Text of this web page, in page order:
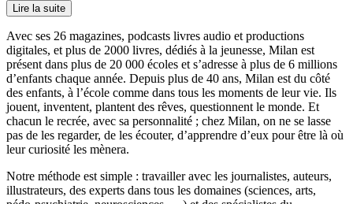
Lire la suite
Avec ses 26 magazines, podcasts livres audio et productions
digitales, et plus de 2000 livres, dédiés à la jeunesse, Milan est
présent dans plus de 20 000 écoles et s’adresse à plus de 6 millions
d’enfants chaque année. Depuis plus de 40 ans, Milan est du côté
des enfants, à l’école comme dans tous les moments de leur vie. Ils
jouent, inventent, plantent des rêves, questionnent le monde. Et
chacun le recrée, avec sa personnalité ; chez Milan, on ne se lasse
pas de les regarder, de les écouter, d’apprendre d’eux pour être là où
leur curiosité les mènera.
Notre méthode est simple : travailler avec les journalistes, auteurs,
illustrateurs, des experts dans tous les domaines (sciences, arts,